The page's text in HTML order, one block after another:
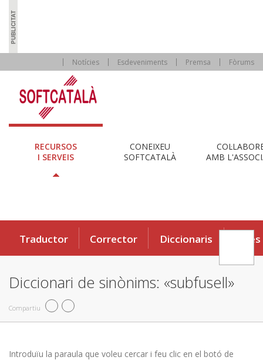
Notícies Esdeveniments Premsa Fòrums
RECURSOS
I SERVEIS
CONEIXEU
SOFTCATALÀ
AMB
Traductor Corrector Diccionaris Eines
Diccionari de sinònims: «subfusell»
Compartiu
Introduïu la paraula que voleu cercar i feu clic en el botó de